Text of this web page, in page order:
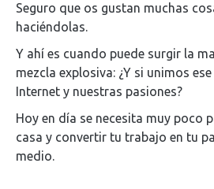
Seguro que os gustan muchas
haciéndolas.
Y ahí es cuando puede surgir la
mezcla explosiva: ¿Y si unimos
Internet y nuestras pasiones?
Hoy en día se necesita muy poco
casa y convertir tu trabajo en tu
medio.